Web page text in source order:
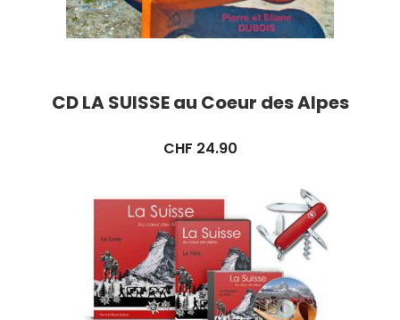
CD LA SUISSE au Coeur des Alpes
CHF 24.90